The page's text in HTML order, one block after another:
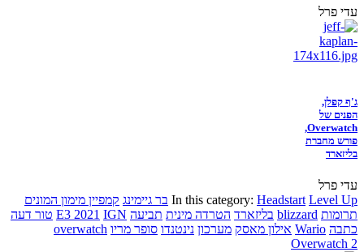
עדי פרל
ג'ף קפלן,
הפנים של
Overwatch,
פורש מחברת
בליזארד
עדי פרל
In this category: Headstart Level Up בר גיימינג קמפיין מימון המונים
תרומות blizzard בליזארד הטרדה מינית תביעה E3 2021 IGN
טור דעה
כתבה Wario אילון מאסק מערכון נינטנדו סופר מריו overwatch
Overwatch 2